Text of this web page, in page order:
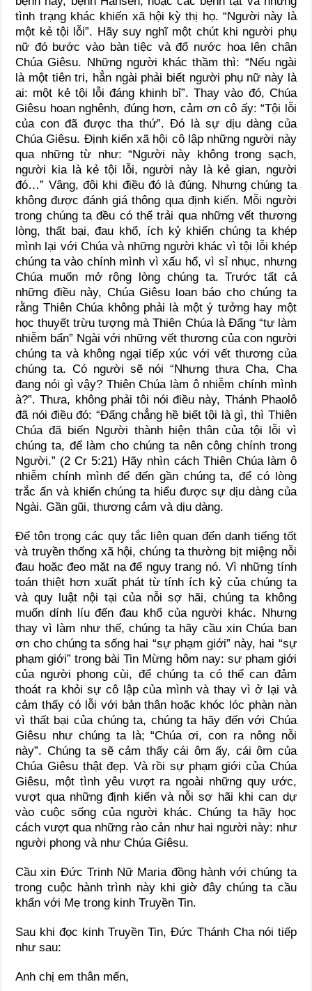
tình trạng khác khiến xã hội kỳ thị họ. “Người này là
một kẻ tội lỗi”. Hãy suy nghĩ một chút khi người phụ
nữ đó bước vào bàn tiệc và đổ nước hoa lên chân
Chúa Giêsu. Những người khác thầm thì: “Nếu ngài
là một tiên tri, hẳn ngài phải biết người phụ nữ này là
ai: một kẻ tội lỗi đáng khinh bỉ”. Thay vào đó, Chúa
Giêsu hoan nghênh, đúng hơn, cảm ơn cô ấy: “Tội lỗi
của con đã được tha thứ”. Đó là sự dịu dàng của
Chúa Giêsu. Định kiến xã hội cô lập những người này
qua những từ như: “Người này không trong sạch,
người kia là kẻ tội lỗi, người này là kẻ gian, người
đó…” Vâng, đôi khi điều đó là đúng. Nhưng chúng ta
không được đánh giá thông qua định kiến. Mỗi người
trong chúng ta đều có thể trải qua những vết thương
lòng, thất bại, đau khổ, ích kỷ khiến chúng ta khép
mình lại với Chúa và những người khác vì tội lỗi khép
chúng ta vào chính mình vì xấu hổ, vì sỉ nhục, nhưng
Chúa muốn mở rộng lòng chúng ta. Trước tất cả
những điều này, Chúa Giêsu loan báo cho chúng ta
rằng Thiên Chúa không phải là một ý tưởng hay một
học thuyết trừu tượng mà Thiên Chúa là Đấng “tự làm
nhiễm bẩn” Ngài với những vết thương của con người
chúng ta và không ngại tiếp xúc với vết thương của
chúng ta. Có người sẽ nói “Nhưng thưa Cha, Cha
đang nói gì vậy? Thiên Chúa làm ô nhiễm chính mình
à?”. Thưa, không phải tôi nói điều này, Thánh Phaolô
đã nói điều đó: “Đấng chẳng hề biết tội là gì, thì Thiên
Chúa đã biến Người thành hiện thân của tội lỗi vì
chúng ta, để làm cho chúng ta nên công chính trong
Người.” (2 Cr 5:21) Hãy nhìn cách Thiên Chúa làm ô
nhiễm chính mình để đến gần chúng ta, để có lòng
trắc ẩn và khiến chúng ta hiểu được sự dịu dàng của
Ngài. Gần gũi, thương cảm và dịu dàng.
Để tôn trọng các quy tắc liên quan đến danh tiếng tốt
và truyền thống xã hội, chúng ta thường bịt miệng nỗi
đau hoặc đeo mặt nạ để ngụy trang nó. Vì những tính
toán thiệt hơn xuất phát từ tính ích kỷ của chúng ta
và quy luật nội tại của nỗi sợ hãi, chúng ta không
muốn dính líu đến đau khổ của người khác. Nhưng
thay vì làm như thế, chúng ta hãy cầu xin Chúa ban
ơn cho chúng ta sống hai “sự phạm giới” này, hai “sự
phạm giới” trong bài Tin Mừng hôm nay: sự phạm giới
của người phong cùi, để chúng ta có thể can đảm
thoát ra khỏi sự cô lập của mình và thay vì ở lại và
cảm thấy có lỗi với bản thân hoặc khóc lóc phàn nàn
vì thất bại của chúng ta, chúng ta hãy đến với Chúa
Giêsu như chúng ta là; “Chúa ơi, con ra nông nỗi
này”. Chúng ta sẽ cảm thấy cái ôm ấy, cái ôm của
Chúa Giêsu thật đẹp. Và rồi sự phạm giới của Chúa
Giêsu, một tình yêu vượt ra ngoài những quy ước,
vượt qua những định kiến và nỗi sợ hãi khi can dự
vào cuộc sống của người khác. Chúng ta hãy học
cách vượt qua những rào cản như hai người này: như
người phong và như Chúa Giêsu.
Cầu xin Đức Trinh Nữ Maria đồng hành với chúng ta
trong cuộc hành trình này khi giờ đây chúng ta cầu
khẩn với Mẹ trong kinh Truyền Tin.
Sau khi đọc kinh Truyền Tin, Đức Thánh Cha nói tiếp
như sau:
Anh chị em thân mến,